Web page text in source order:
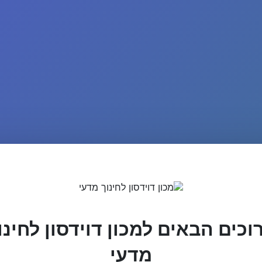
הבאים למכון דוידסון
מדעי